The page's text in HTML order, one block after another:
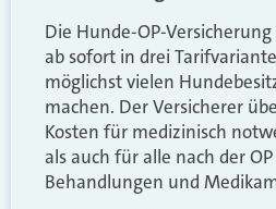
Die Hunde-OP-
ab sofort in drei
möglichst vielen
machen. Der Versicherer
Kosten für medizinisch
als auch für alle nach der
Behandlungen und